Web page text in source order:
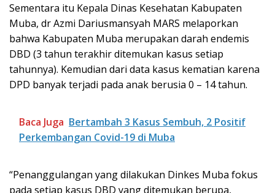
Sementara itu Kepala Dinas Kesehatan Kabupaten
Muba, dr Azmi Dariusmansyah MARS melaporkan
bahwa Kabupaten Muba merupakan darah endemis
DBD (3 tahun terakhir ditemukan kasus setiap
tahunnya). Kemudian dari data kasus kematian karena
DPD banyak terjadi pada anak berusia 0 – 14 tahun.
Baca Juga Bertambah 3 Kasus Sembuh, 2 Positif
Perkembangan Covid-19 di Muba
“Penanggulangan yang dilakukan Dinkes Muba fokus
pada setiap kasus DBD yang ditemukan berupa,